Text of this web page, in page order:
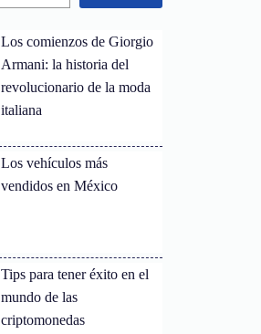
Los comienzos de Giorgio
Armani: la historia del
revolucionario de la moda
italiana
Los vehículos más
vendidos en México
Tips para tener éxito en el
mundo de las
criptomonedas